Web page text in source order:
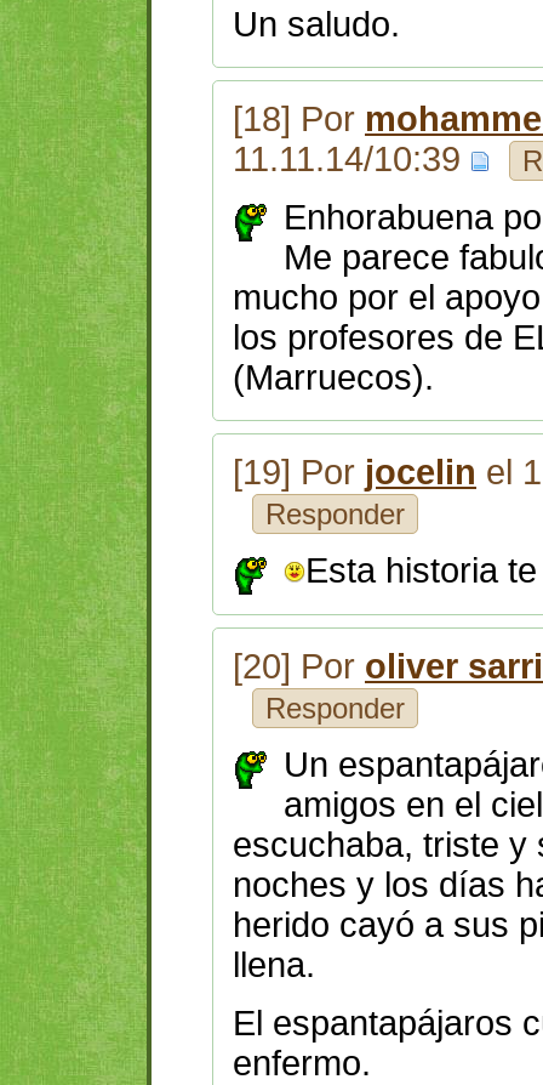
Un saludo.
[18] Por
11.11.14/10:39
Enhorabuena
Me parece
mucho por el
los profesores de
(Marruecos).
[19] Por jocelin el
Responder
Esta historia
[20] Por oliver
Responder
Un
amigos en el
escuchaba, triste y
noches y los días
herido cayó a sus
llena.
El espantapájaros
enfermo.